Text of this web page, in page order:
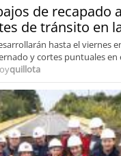
de recapado
de tránsito en
hasta el viernes
y cortes puntuales en
quillota